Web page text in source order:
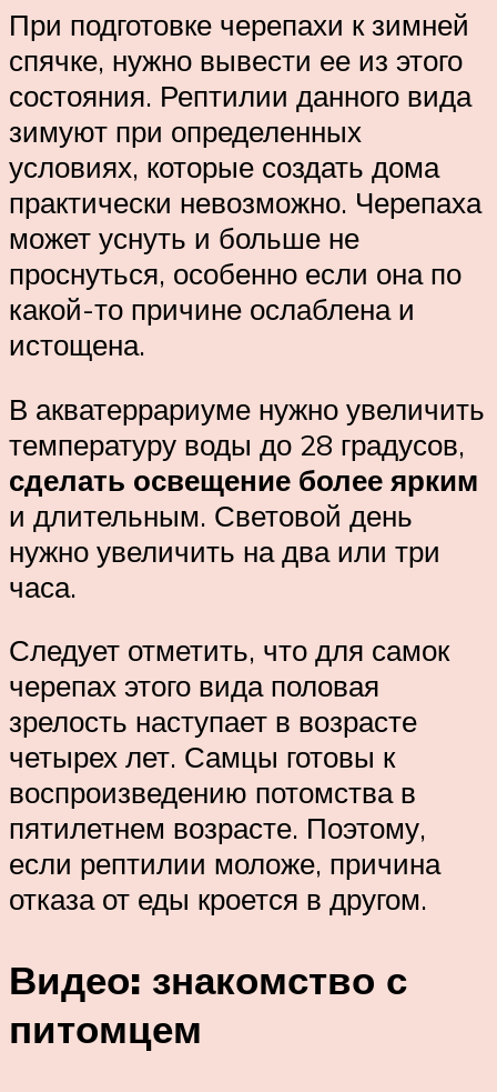
При подготовке черепахи к зимней
спячке, нужно вывести ее из этого
состояния. Рептилии данного вида
зимуют при определенных
условиях, которые создать дома
практически невозможно. Черепаха
может уснуть и больше не
проснуться, особенно если она по
какой-то причине ослаблена и
истощена.
В акватеррариуме нужно увеличить
температуру воды до 28 градусов,
сделать освещение более ярким
и длительным. Световой день
нужно увеличить на два или три
часа.
Следует отметить, что для самок
черепах этого вида половая
зрелость наступает в возрасте
четырех лет. Самцы готовы к
воспроизведению потомства в
пятилетнем возрасте. Поэтому,
если рептилии моложе, причина
отказа от еды кроется в другом.
Видео: знакомство с
питомцем